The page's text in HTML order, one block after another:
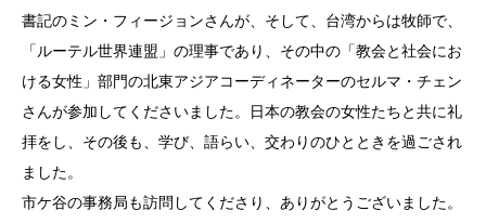
書記のミン・フィージョンさんが、そして、台湾からは牧師で、
「ルーテル世界連盟」の理事であり、その中の「教会と社会にお
ける女性」部門の北東アジアコーディネーターのセルマ・チェン
さんが参加してくださいました。日本の教会の女性たちと共に礼
拝をし、その後も、学び、語らい、交わりのひとときを過ごされ
ました。
市ケ谷の事務局も訪問してくださり、ありがとうございました。